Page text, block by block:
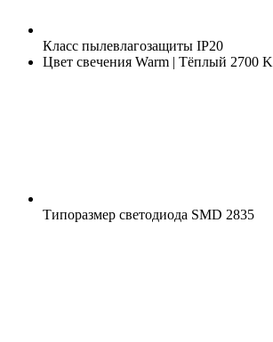
Класс пылевлагозащиты IP20
Цвет свечения Warm | Тёплый 2700 K
Типоразмер светодиода SMD 2835